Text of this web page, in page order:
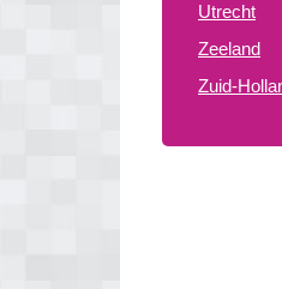
Utrecht
Zeeland
Zuid-